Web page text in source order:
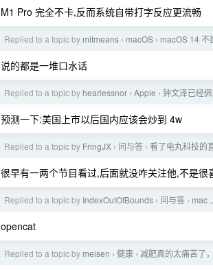
M1 Pro 完全不卡,反而系统自带打字反应更流畅
Replied to a topic by mitmeans › macOS › macOS 14 不
说的都是一堆口水话
Replied to a topic by hearlessnor › Apple › 钟文泽已经
预测一下:美国上市以后国内应该会炒到 4w
Replied to a topic by FringJX › 问与答 › 看了电丸科技的
很早有一两个节目看过,后面就没咋关注他,不是很
Replied to a topic by IndexOutOfBounds › 问与答 › mac
opencat
Replied to a topic by meisen › 健康 › 减肥真的太痛苦了